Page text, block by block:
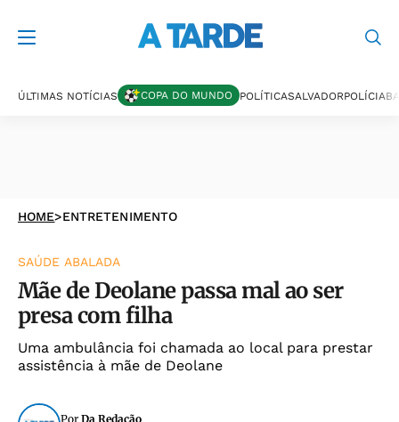
ÚLTIMAS NOTÍCIAS COPA DO MUNDO POLÍTICASALVADORPOLÍCIA
HOME>ENTRETENIMENTO
SAÚDE ABALADA
Mãe de Deolane passa mal ao ser
presa com filha
Uma ambulância foi chamada ao local para prestar
assistência à mãe de Deolane
Por Da Redação